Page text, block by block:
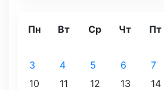
Пн Вт Ср Чт Пт
3
4 5 6 7
10
11 12 13 14